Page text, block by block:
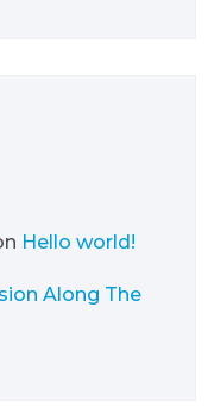
Hello world!
Along The